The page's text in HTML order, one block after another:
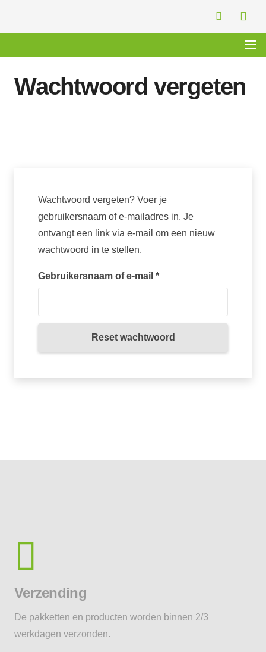
Wachtwoord vergeten
Wachtwoord vergeten? Voer je
gebruikersnaam of e-mailadres in. Je
ontvangt een link via e-mail om een nieuw
wachtwoord in te stellen.
Gebruikersnaam of e-mail *Vereist
Reset wachtwoord
Verzending
De pakketten en producten worden binnen 2/3
werkdagen verzonden.